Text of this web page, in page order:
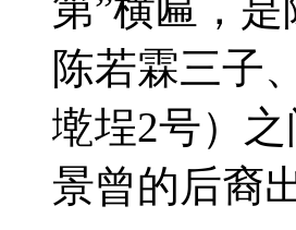
陈若霖三子
墘埕2号）
景曾的后裔